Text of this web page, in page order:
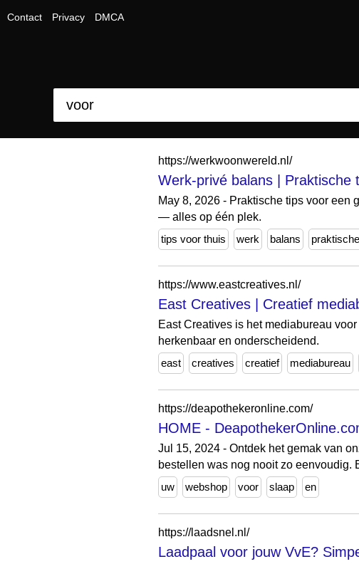
Contact Privacy DMCA
https://werkwoonwereld.nl/
Werk-privé balans | Praktische
May 8, 2026 - Praktische tips voor
— alles op één plek.
tips voor thuis
werk balans praktische
https://www.eastcreatives.nl/
East Creatives | Creatief
East Creatives is het mediabureau
herkenbaar en onderscheidend.
east
creatives creatief mediabureau
https://deapothekeronline.com/
HOME -
Jul 15, 2024 - Ontdek het gemak van
bestellen was nog nooit zo eenvoudig.
uw
webshop voor slaap en
https://laadsnel.nl/
Laadpaal voor jouw VvE?